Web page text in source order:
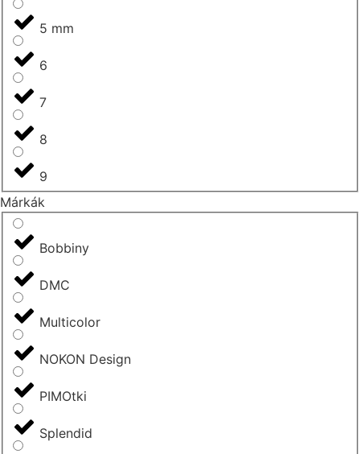
5 mm
6
7
8
9
Márkák
Bobbiny
DMC
Multicolor
NOKON Design
PIMOtki
Splendid